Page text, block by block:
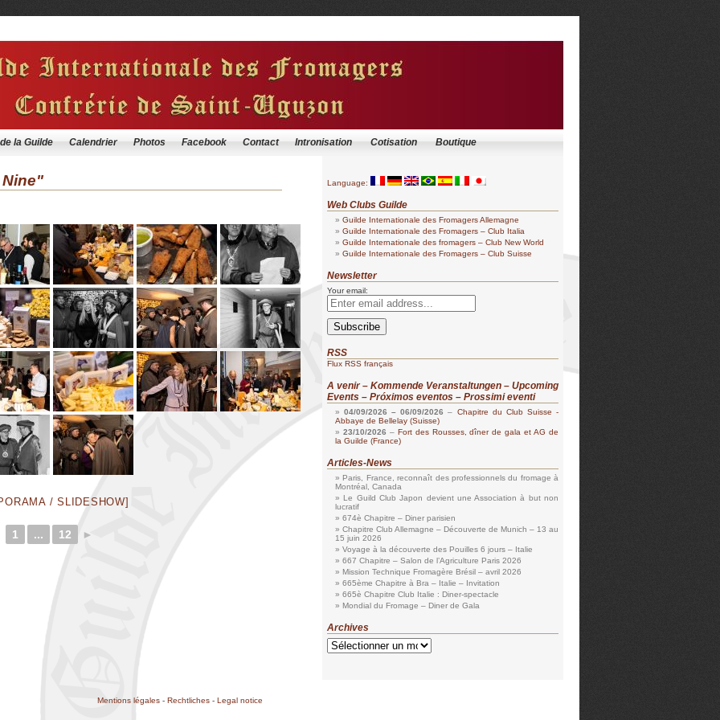
la Guilde Calendrier Photos Facebook Contact Intronisation Cotisation Boutique
Nine"
/ SLIDESHOW]
1 ... 12 ►
Language:
Web Clubs Guilde
Guilde Internationale des Fromagers Allemagne
Guilde Internationale des Fromagers – Club Italia
Guilde Internationale des fromagers – Club New World
Guilde Internationale des Fromagers – Club Suisse
Newsletter
Your email:
RSS
Flux RSS français
A venir – Kommende Veranstaltungen – Upcoming
Events – Próximos eventos – Prossimi eventi
04/09/2026 – 06/09/2026 – Chapitre du Club Suisse -
Abbaye de Bellelay (Suisse)
23/10/2026 – Fort des Rousses, dîner de gala et AG de
la Guilde (France)
Articles-News
Paris, France, reconnaît des professionnels du fromage à
Montréal, Canada
Le Guild Club Japon devient une Association à but non
lucratif
674è Chapitre – Diner parisien
Chapitre Club Allemagne – Découverte de Munich – 13 au
15 juin 2026
Voyage à la découverte des Pouilles 6 jours – Italie
667 Chapitre – Salon de l’Agriculture Paris 2026
Mission Technique Fromagère Brésil – avril 2026
665ème Chapitre à Bra – Italie – Invitation
665è Chapitre Club Italie : Diner-spectacle
Mondial du Fromage – Diner de Gala
Archives
Archives
Mentions légales - Rechtliches - Legal notice